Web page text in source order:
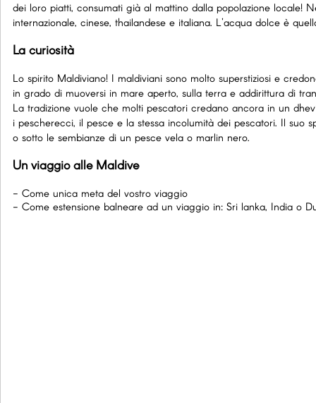
dei loro piatti, consumati già al mattino dalla popolazione locale!
internazionale, cinese, thailandese e italiana. L'acqua dolce è
La curiosità
Lo spirito Maldiviano! I maldiviani sono molto superstiziosi e
in grado di muoversi in mare aperto, sulla terra e addirittura di
La tradizione vuole che molti pescatori credano ancora in un
i pescherecci, il pesce e la stessa incolumità dei pescatori. Il suo
o sotto le sembianze di un pesce vela o marlin nero.
Un viaggio alle Maldive
- Come unica meta del vostro viaggio
- Come estensione balneare ad un viaggio in: Sri lanka, India o